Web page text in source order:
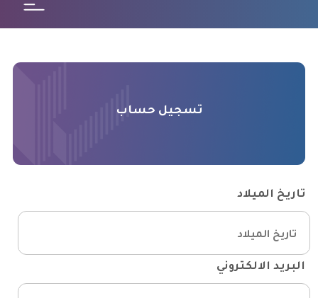
تسجيل حساب
تاريخ الميلاد
البريد الالكتروني